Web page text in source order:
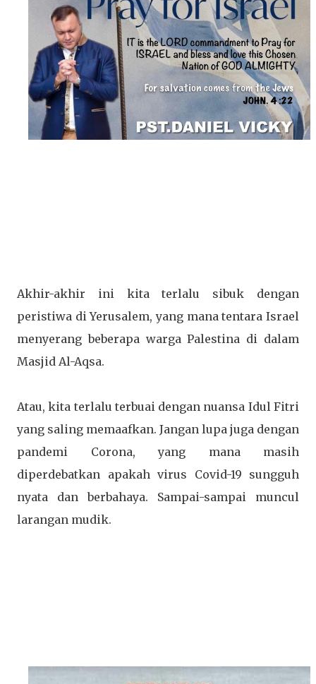
Akhir-akhir ini kita terlalu sibuk dengan
peristiwa di Yerusalem, yang mana tentara Israel
menyerang beberapa warga Palestina di dalam
Masjid Al-Aqsa.
Atau, kita terlalu terbuai dengan nuansa Idul Fitri
yang saling memaafkan. Jangan lupa juga dengan
pandemi Corona, yang mana masih
diperdebatkan apakah virus Covid-19 sungguh
nyata dan berbahaya. Sampai-sampai muncul
larangan mudik.